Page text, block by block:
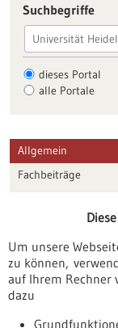
Suchbegriffe
Universität
dieses Portal
alle Portale
Allgemein
Fachbeiträge
Veranstaltungen
Um unsere
zu können,
auf Ihrem Rechner
dazu